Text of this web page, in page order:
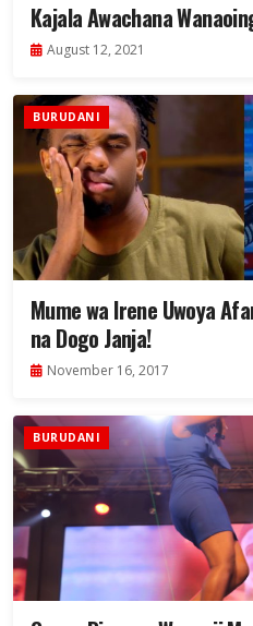
Kajala Awachana
August 12, 2021
BURUDANI
Mume wa Irene Uwoya
na Dogo Janja!
November 16, 2017
BURUDANI